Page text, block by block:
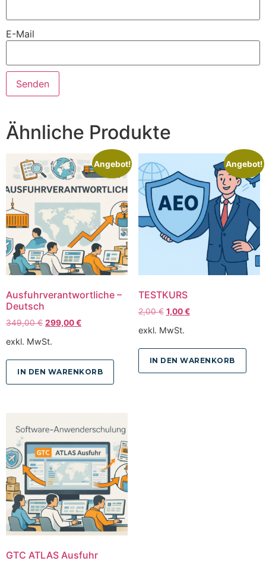
E-Mail
Ähnliche Produkte
Angebot!
Ausfuhrverantwortliche –
Deutsch
349,00€ 299,00€
exkl. MwSt.
IN DEN WARENKORB
Angebot!
TESTKURS
2,00€ 1,00€
exkl. MwSt.
IN DEN WARENKORB
GTC ATLAS Ausfuhr